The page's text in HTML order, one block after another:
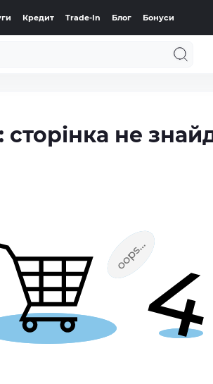
Кредит Trade-In Блог Бонуси
не